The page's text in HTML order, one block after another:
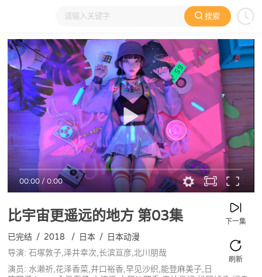
搜索
大家在看 日本动漫 国产动漫 欧美动漫 动漫电影
00:00/0:00
比宇宙更遥远的地方 第03集 下一集
刷新
已完结 / 2018 / 日本 / 日本动漫
导演: 石塚敦子,泽井幸次,长滨亘彦,北川朋哉
演员: 水濑祈,花泽香菜,井口裕香,早见沙织,能登麻美子,日